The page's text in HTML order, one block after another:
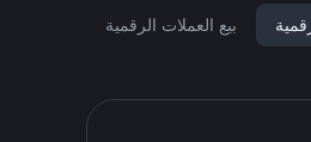
بيع العملات الرقمية